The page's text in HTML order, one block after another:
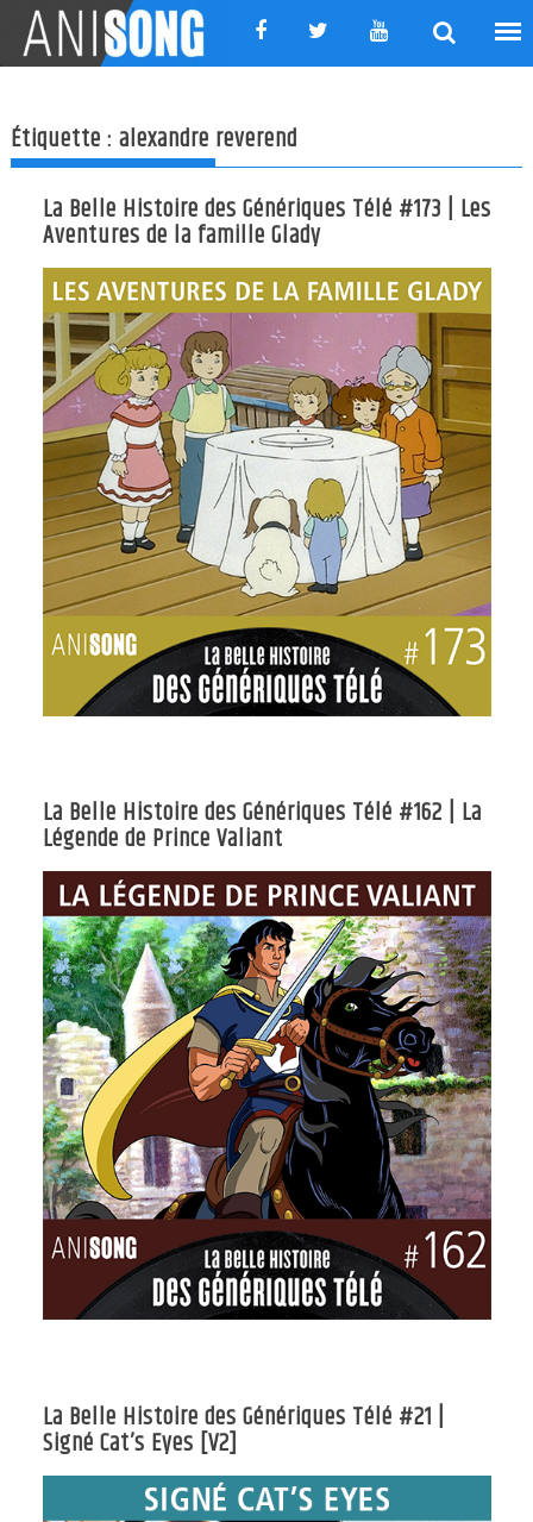
content
Étiquette :alexandre reverend
La Belle Histoire des Génériques Télé #173 | Les
Aventures de la famille Glady
La Belle Histoire des Génériques Télé #162 | La
Légende de Prince Valiant
La Belle Histoire des Génériques Télé #21 |
Signé Cat’s Eyes [V2]